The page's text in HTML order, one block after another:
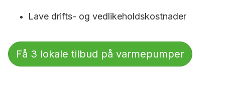
Lave drifts- og vedlikeholdskostnader
Få 3 lokale tilbud på varmepumper